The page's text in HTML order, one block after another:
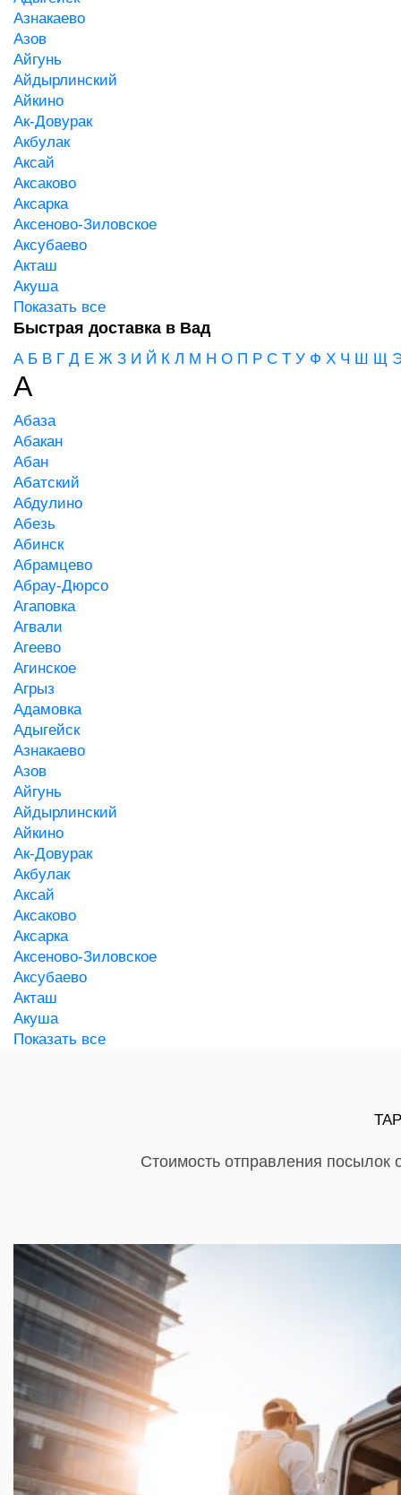
Азнакаево
Азов
Айгунь
Айдырлинский
Айкино
Ак-Довурак
Акбулак
Аксай
Аксаково
Аксарка
Аксеново-Зиловское
Аксубаево
Акташ
Акуша
Показать все
Быстрая доставка в Вад
А Б В Г Д Е Ж З И Й К Л М Н О П Р С Т У Ф Х Ч Ш Щ
А
Абаза
Абакан
Абан
Абатский
Абдулино
Абезь
Абинск
Абрамцево
Абрау-Дюрсо
Агаповка
Агвали
Агеево
Агинское
Агрыз
Адамовка
Адыгейск
Азнакаево
Азов
Айгунь
Айдырлинский
Айкино
Ак-Довурак
Акбулак
Аксай
Аксаково
Аксарка
Аксеново-Зиловское
Аксубаево
Акташ
Акуша
Показать все
Стоимость отправления посылок